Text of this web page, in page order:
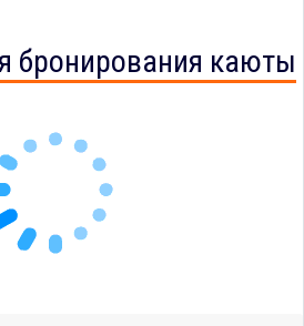
бронирования каюты